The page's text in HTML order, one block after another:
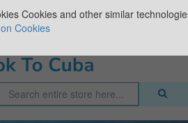
Cookies and other similar
Cookies